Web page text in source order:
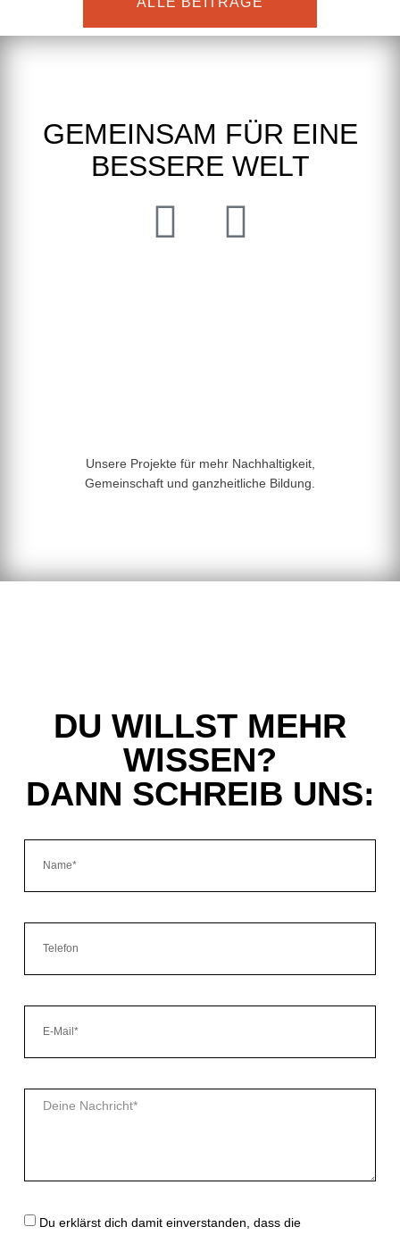
GEMEINSAM FÜR EINE
BESSERE WELT
Unsere Projekte für mehr Nachhaltigkeit,
Gemeinschaft und ganzheitliche Bildung.
DU WILLST MEHR
WISSEN?
DANN SCHREIB UNS:
Du erklärst dich damit einverstanden, dass die